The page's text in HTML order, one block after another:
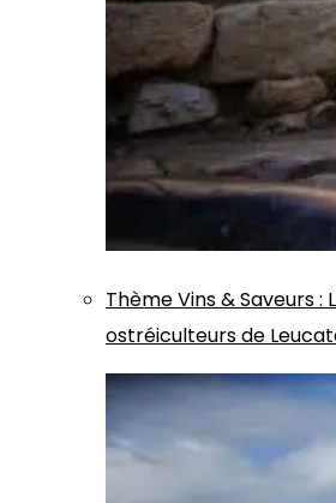
ThèmeVins & Saveurs:
ostréiculteurs de